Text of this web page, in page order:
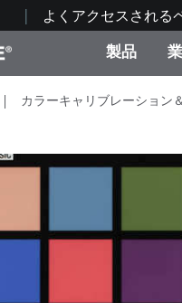
よくアクセスされる
製品
カテゴリ別
塗料・塗装
修理の流
トレーニン
ブランド
カラーキャリブレーション